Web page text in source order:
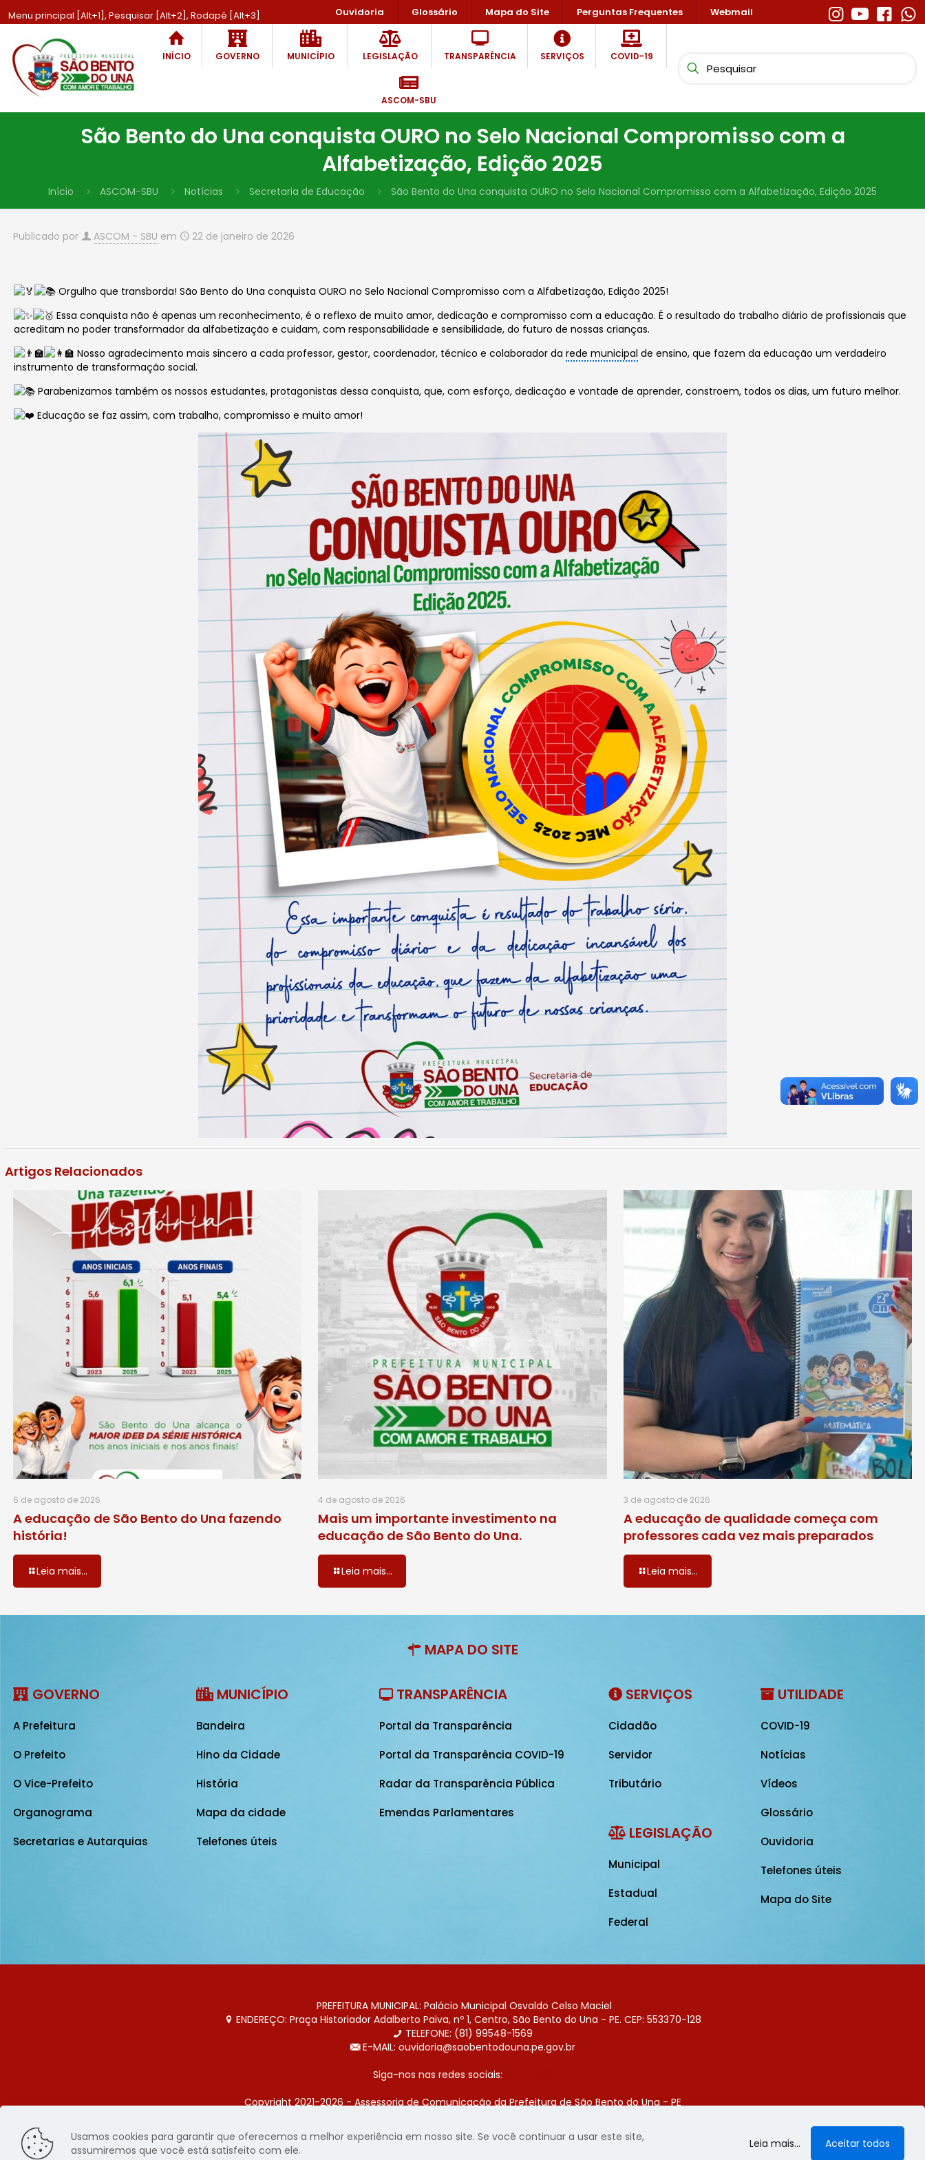
Menu principal [Alt+1], Pesquisar [Alt+2], Rodapé [Alt+3] Ouvidoria Glossário Mapa do Site Perguntas Frequentes Webmail
INÍCIO GOVERNO MUNICÍPIO LEGISLAÇÃO TRANSPARÊNCIA SERVIÇOS COVID-19
ASCOM-SBU
São Bento do Una conquista OURO no Selo Nacional Compromisso com a
Alfabetização, Edição 2025
Início ASCOM-SBU Notícias Secretaria de Educação São Bento do Una conquista OURO no Selo Nacional Compromisso com a Alfabetização, Edição 2025
Publicado por ASCOM - SBU em 22 de janeiro de 2026
Orgulho que transborda! São Bento do Una conquista OURO no Selo Nacional Compromisso com a Alfabetização, Edição 2025!
Essa conquista não é apenas um reconhecimento, é o reflexo de muito amor, dedicação e compromisso com a educação. É o resultado do trabalho diário de profissionais que
acreditam no poder transformador da alfabetização e cuidam, com responsabilidade e sensibilidade, do futuro de nossas crianças.
Nosso agradecimento mais sincero a cada professor, gestor, coordenador, técnico e colaborador darede municipal de ensino, que fazem da educação um verdadeiro
instrumento de transformação social.
Parabenizamos também os nossos estudantes, protagonistas dessa conquista, que, com esforço, dedicação e vontade de aprender, constroem, todos os dias, um futuro melhor.
Educação se faz assim, com trabalho, compromisso e muito amor!
Artigos Relacionados
6 de agosto de 2026
A educação de São Bento do Una fazendo
história!
Leia mais...
4 de agosto de 2026
Mais um importante investimento na
educação de São Bento do Una.
Leia mais...
3 de agosto de 2026
A educação de qualidade começa com
professores cada vez mais preparados
Leia mais...
MAPA DO SITE
GOVERNO
A Prefeitura
O Prefeito
O Vice-Prefeito
Organograma
Secretarias e Autarquias
MUNICÍPIO
Bandeira
Hino da Cidade
História
Mapa da cidade
Telefones úteis
TRANSPARÊNCIA
Portal da Transparência
Portal da Transparência COVID-19
Radar da Transparência Pública
Emendas Parlamentares
SERVIÇOS
Cidadão
Servidor
Tributário
LEGISLAÇÃO
Municipal
Estadual
Federal
UTILIDADE
COVID-19
Notícias
Vídeos
Glossário
Ouvidoria
Telefones úteis
Mapa do Site
PREFEITURA MUNICIPAL: Palácio Municipal Osvaldo Celso Maciel
ENDEREÇO: Praça Historiador Adalberto Paiva, nº 1, Centro, São Bento do Una - PE. CEP: 553370-128
TELEFONE: (81) 99548-1569
E-MAIL: ouvidoria@saobentodouna.pe.gov.br
Siga-nos nas redes sociais:
Copyright 2021-2026 - Assessoria de Comunicação da Prefeitura de São Bento do Una - PE
Página desenvolvida pela agência de publicidade LumusWeb - Agência Digital
Usamos cookies para garantir que oferecemos a melhor experiência em nosso site. Se você continuar a usar este site,
assumiremos que você está satisfeito com ele.
Leia mais... Aceitar todos